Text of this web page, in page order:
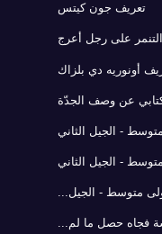
تعريف جون كيتس
على رجل أعرج
أونوريه دي بلزاك
كتابي عن وصف الجدّة
- الجيل الثاني
- الجيل الثاني
متوسط - الجيل...
فجاه حصل ما لم...